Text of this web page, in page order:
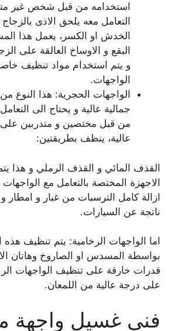
استخدامه من قبل شخص غير
التعامل معه يلحق الاذى
الخدش او الكسر، يعمل هذا
البقع و الاوساخ العالقة على
و يتم استخدام مواد تنظيف
الواجهات.
الواجهات الحجرية: هذا النوع
جمالية عالية و يحتاج الى
من قبل مختصين و متدربين على
عالية، ينظف بطريقتين:
القذف المائي و القذف الرملي و هذا
الاجهزة المختصة بالتعامل مع الواجهات
ازالة كامل الترسبات من غبار و
ناتجة عن السيارات.
اما الواجهات الرخامية: يتم تنظيف هذه
بواسطة المسدس او الصاروخ وهاتان
قدرات خارقة على تنظيف الواجهات
على درجة عالية من اللمعان.
فني غسيل واجهة